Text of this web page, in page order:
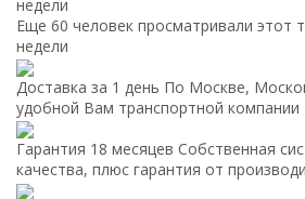
недели
Еще 60 человек просматривали этот
недели
Доставка за 1 день По Москве,
удобной Вам транспортной компании
Гарантия 18 месяцев Собственная
качества, плюс гарантия от